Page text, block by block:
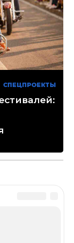
СПЕЦПРОЕКТЫ